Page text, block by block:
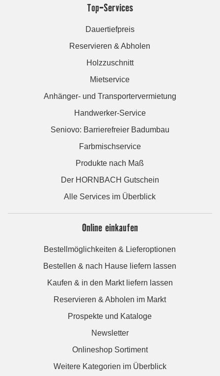
Top-Services
Dauertiefpreis
Reservieren & Abholen
Holzzuschnitt
Mietservice
Anhänger- und Transportervermietung
Handwerker-Service
Seniovo: Barrierefreier Badumbau
Farbmischservice
Produkte nach Maß
Der HORNBACH Gutschein
Alle Services im Überblick
Online einkaufen
Bestellmöglichkeiten & Lieferoptionen
Bestellen & nach Hause liefern lassen
Kaufen & in den Markt liefern lassen
Reservieren & Abholen im Markt
Prospekte und Kataloge
Newsletter
Onlineshop Sortiment
Weitere Kategorien im Überblick